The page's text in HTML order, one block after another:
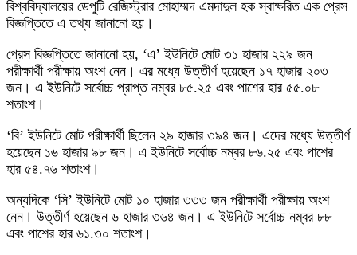
বিশ্ববিদ্যালয়ের ডেপুটি রেজিস্ট্রার মোহাম্মদ এমদাদুল হক স্বাক্ষরিত এক প্রেস
বিজ্ঞপ্তিতে এ তথ্য জানানো হয়।
প্রেস বিজ্ঞপ্তিতে জানানো হয়, ‘এ’ ইউনিটে মোট ৩১ হাজার ২২৯ জন
পরীক্ষার্থী পরীক্ষায় অংশ নেন। এর মধ্যে উত্তীর্ণ হয়েছেন ১৭ হাজার ২০৩
জন। এ ইউনিটে সর্বোচ্চ প্রাপ্ত নম্বর ৮৫.২৫ এবং পাশের হার ৫৫.০৮
শতাংশ।
‘বি’ ইউনিটে মোট পরীক্ষার্থী ছিলেন ২৯ হাজার ৩৯৪ জন। এদের মধ্যে উত্তীর্ণ
হয়েছেন ১৬ হাজার ৯৮ জন। এ ইউনিটে সর্বোচ্চ নম্বর ৮৬.২৫ এবং পাশের
হার ৫৪.৭৬ শতাংশ।
অন্যদিকে ‘সি’ ইউনিটে মোট ১০ হাজার ৩৩৩ জন পরীক্ষার্থী পরীক্ষায় অংশ
নেন। উত্তীর্ণ হয়েছেন ৬ হাজার ৩৬৪ জন। এ ইউনিটে সর্বোচ্চ নম্বর ৮৮
এবং পাশের হার ৬১.৩০ শতাংশ।